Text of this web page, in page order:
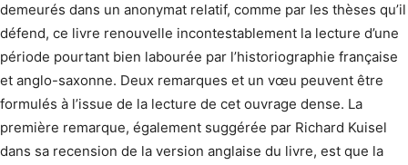
demeurés dans un anonymat relatif, comme par les thèses qu’il
défend, ce livre renouvelle incontestablement la lecture d’une
période pourtant bien labourée par l’historiographie française
et anglo-saxonne. Deux remarques et un vœu peuvent être
formulés à l’issue de la lecture de cet ouvrage dense. La
première remarque, également suggérée par Richard Kuisel
dans sa recension de la version anglaise du livre, est que la